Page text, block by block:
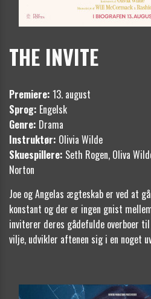
THE INVITE
Premiere: 13. august
Sprog: Engelsk
Genre: Drama
Instruktør: Olivia Wilde
Skuespillere: Seth Rogen, Oliva
Norton
Joe og Angelas ægteskab er ved at
konstant og der er ingen gnist
inviterer deres gådefulde overboer
vilje, udvikler aftenen sig i en noget